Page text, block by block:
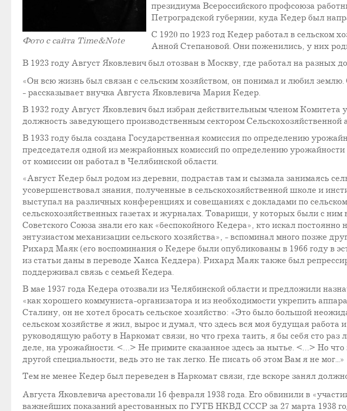
Фото с сайта Time&Note
президиума Всероссийского профсоюза
Петроградской губернии, куда Кедер был
С 1920 по 1923 год Кедер работал в сельском
Анной Степановой. Они поженились, у них
В 1923 году Август Яковлевич был отозван в Москву, где работал на разных
«Он всю жизнь был связан с сельским хозяйством, он понимал и любил
- рассказывает внучка Августа Яковлевича Мария Кедер.
В 1932 году Август Яковлевич был избран действительным членом
должность заведующего производственным сектором Сельскохозяйственной
В 1933 году была создана Государственная комиссия по определению
председателя одной из межрайонных комиссий по определению
от комиссии он работал в Челябинской области.
«Август Кедер был родом из деревни, подрастав там и сызмала занимаясь
усовершенствовал знания, полученные в сельскохозяйственной школе и
выступал на различных конференциях и совещаниях с докладами по
сельскохозяйственных газетах и журналах. Товарищи, у которых были с ним
Советского Союза знали его как «беспокойного Кедера», кто искал
энтузиастом механизации сельского хозяйства», - вспоминал много позже
Рихард Маяк (его воспоминания о Кедере были опубликованы в 1966 году в
из статьи даны в переводе Ханса Кеддера). Рихард Маяк также был
поддерживал связь c семьей Кедера.
В мае 1937 года Кедера отозвали из Челябинской области и предложили
«как хорошего коммуниста-организатора и из необходимости укрепить
Сталину, он не хотел бросать сельское хозяйство: «Это было большой
сельском хозяйстве я жил, вырос и думал, что здесь вся моя будущая
руководящую работу в Наркомат связи, но что греха таить, я бы себя сто
деле, на урожайности. <…> Не примите сказанное здесь за нытье. <…> Но
другой специальности, ведь это не так легко. Не писать об этом Вам я не мог...»
Тем не менее Кедер был переведен в Наркомат связи, где вскоре занял
Августа Яковлевича арестовали 16 февраля 1938 года. Его обвинили в
важнейших показаний арестованных по ГУГБ НКВД СССР за 27 марта 1938